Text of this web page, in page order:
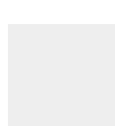
przyczyn